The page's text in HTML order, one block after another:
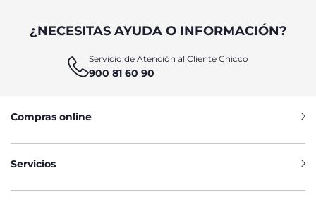
¿NECESITAS AYUDA O INFORMACIÓN?
Servicio de Atención al Cliente Chicco
900 81 60 90
Compras online
Servicios